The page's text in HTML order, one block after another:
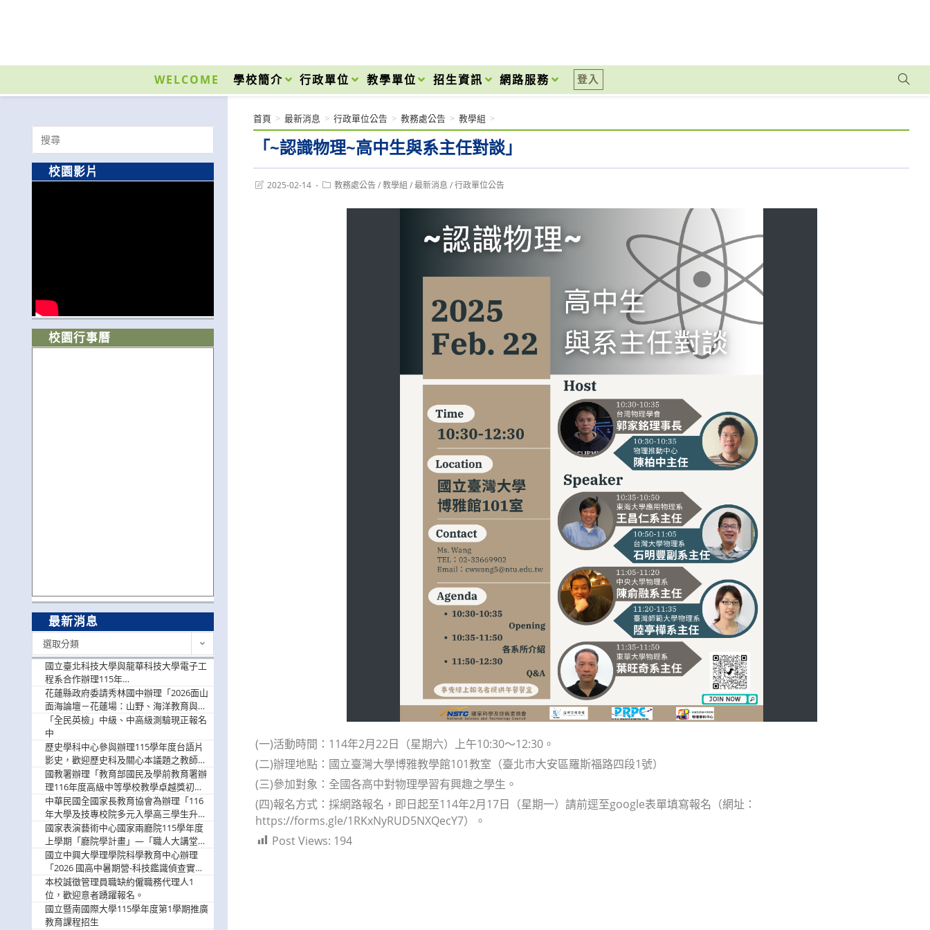
內
WELCOME 學校簡介 行政單位 教學單位 招生資訊 網路服務 登入
「~認識物理~高中生與系主任對談」
首頁 > 最新消息 > 行政單位公告 > 教務處公告 > 教學組 >
Post2025-02-14
Post教務處公告 / 教學組 / 最新消息 / 行政單位公告
(一)活動時間：114年2月22日（星期六）上午10:30～12:30。
(二)辦理地點：國立臺灣大學博雅教學館101教室（臺北市大安區羅斯福路四段1號）
(三)參加對象：全國各高中對物理學習有興趣之學生。
(四)報名方式：採網路報名，即日起至114年2月17日（星期一）請前逕至google表單填寫報名（網址：
https://forms.gle/1RKxNyRUD5NXQecY7）。
Post Views: 194
Search
for:
校園影片
校園行事曆
最新消息
選取分類
國立臺北科技大學與龍華科技大學電子工
程系合作辦理115年
「115.08.10~08.12「AI賦能應用於智慧半
導體研習營」，歡迎學生踴躍報名參加
花蓮縣政府委請秀林國中辦理「2026面山
面海論壇－花蓮場：山野、海洋教育與戶
外安全實務課程」，歡迎踴躍報名參加
「全民英檢」中級、中高級測驗現正報名
中
歷史學科中心參與辦理115學年度台語片
影史，歡迎歷史科及關心本議題之教師踴
躍報名參加
國教署辦理「教育部國民及學前教育署辦
理116年度高級中等學校教學卓越獎初選
實施計畫」，鼓勵教師踴躍報名
中華民國全國家長教育協會為辦理「116
年大學及技專校院多元入學高三學生升學
輔導家長說明會」
國家表演藝術中心國家兩廳院115學年度
上學期「廳院學計畫」—「職人大講堂」
及「一日體驗課程」，鼓勵踴躍報名參
與。
國立中興大學理學院科學教育中心辦理
「2026 國高中暑期營-科技鑑識偵查實戰
營」活動資訊，鼓勵學生踴躍報名參加。
本校誠徵管理員職缺約僱職務代理人1
位，歡迎意者踴躍報名。
國立暨南國際大學115學年度第1學期推廣
教育課程招生